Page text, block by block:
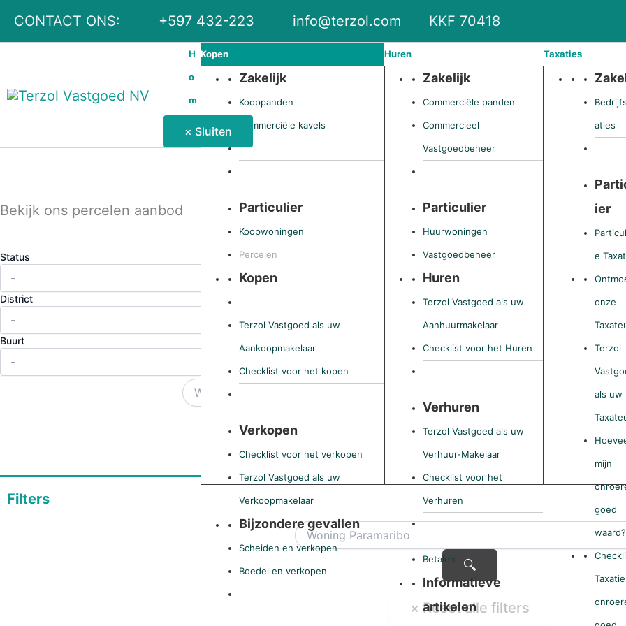
CONTACT ONS: +597 432-223 info@terzol.com KKF 70418
H
o
m
Kopen
Zakelijk
Kooppanden
Commerciële kavels
Particulier
Koopwoningen
Percelen
Kopen
Terzol Vastgoed als uw
Aankoopmakelaar
Checklist voor het kopen
Verkopen
Checklist voor het verkopen
Terzol Vastgoed als uw
Verkoopmakelaar
Bijzondere gevallen
Scheiden en verkopen
Boedel en verkopen
Huren
Zakelijk
Commerciële panden
Commercieel
Vastgoedbeheer
Particulier
Huurwoningen
Vastgoedbeheer
Huren
Terzol Vastgoed als uw
Aanhuurmakelaar
Checklist voor het Huren
Verhuren
Terzol Vastgoed als uw
Verhuur-Makelaar
Checklist voor het
Verhuren
Betalen
Informatieve
artikelen
Taxaties
aties
ier
e
onze
Terzol
als uw
mijn
goed
waard?
Taxatie
× Sluiten
Bekijk ons percelen aanbod
Status
District
Buurt
Filters